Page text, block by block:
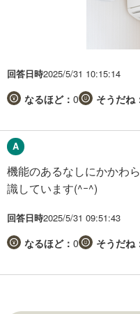
回答日時2025/5/31 10:15:14
なるほど： 0 そうだね
機能のあるなしにかかわ
識しています(^ｰ^)
回答日時2025/5/31 09:51:43
なるほど： 0 そうだね